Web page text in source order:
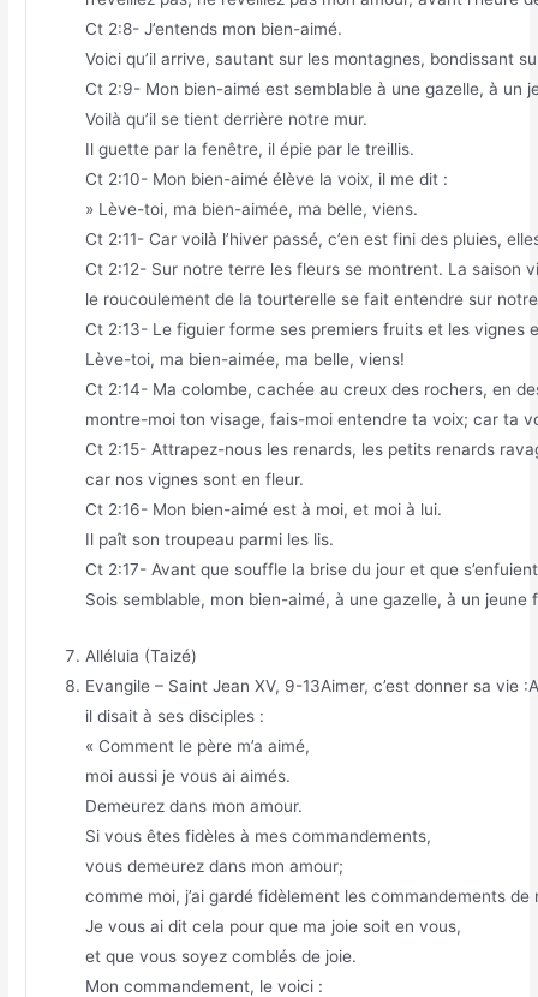
Ct 2:8- J’entends mon bien-aimé.
Voici qu’il arrive, sautant sur les montagnes, bondissant
Ct 2:9- Mon bien-aimé est semblable à une gazelle, à un
Voilà qu’il se tient derrière notre mur.
Il guette par la fenêtre, il épie par le treillis.
Ct 2:10- Mon bien-aimé élève la voix, il me dit :
» Lève-toi, ma bien-aimée, ma belle, viens.
Ct 2:11- Car voilà l’hiver passé, c’en est fini des pluies,
Ct 2:12- Sur notre terre les fleurs se montrent. La saison
le roucoulement de la tourterelle se fait entendre sur
Ct 2:13- Le figuier forme ses premiers fruits et les vignes
Lève-toi, ma bien-aimée, ma belle, viens!
Ct 2:14- Ma colombe, cachée au creux des rochers, en
montre-moi ton visage, fais-moi entendre ta voix; car ta
Ct 2:15- Attrapez-nous les renards, les petits renards
car nos vignes sont en fleur.
Ct 2:16- Mon bien-aimé est à moi, et moi à lui.
Il paît son troupeau parmi les lis.
Ct 2:17- Avant que souffle la brise du jour et que
Sois semblable, mon bien-aimé, à une gazelle, à un
Alléluia (Taizé)
Evangile – Saint Jean XV, 9-13Aimer, c’est donner sa vie
il disait à ses disciples :
« Comment le père m’a aimé,
moi aussi je vous ai aimés.
Demeurez dans mon amour.
Si vous êtes fidèles à mes commandements,
vous demeurez dans mon amour;
comme moi, j’ai gardé fidèlement les commandements de
Je vous ai dit cela pour que ma joie soit en vous,
et que vous soyez comblés de joie.
Mon commandement, le voici :